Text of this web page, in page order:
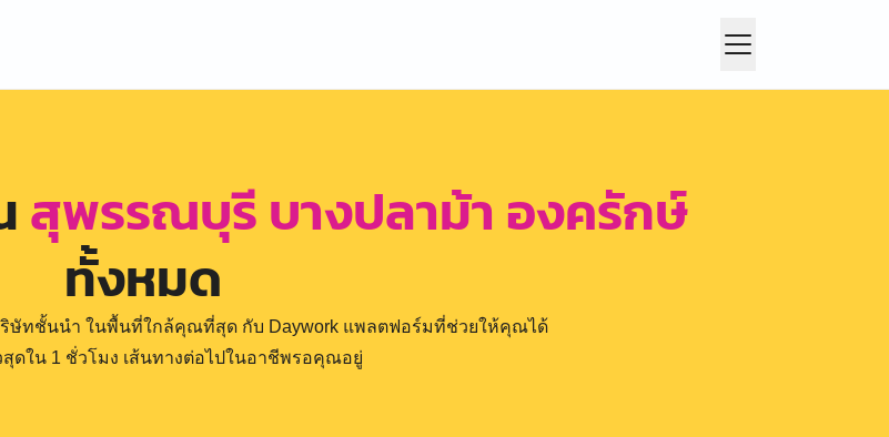
สุพรรณบุรี บางปลาม้า องครักษ์
ทั้งหมด
ษัทชั้นนำ ในพื้นที่ใกล้คุณที่สุด กับ Daywork แพลตฟอร์มที่ช่วยให้คุณได้
สุดใน 1 ชั่วโมง เส้นทางต่อไปในอาชีพรอคุณอยู่